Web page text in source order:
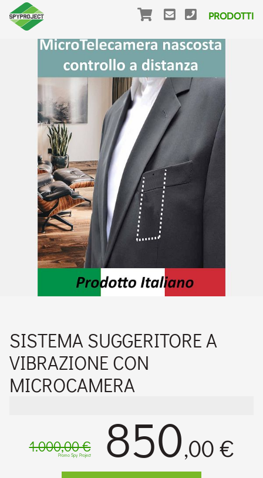
PRODOTTI
SISTEMA SUGGERITORE A
VIBRAZIONE CON
MICROCAMERA
1.000,00 €
Promo Spy Project 850,00 €